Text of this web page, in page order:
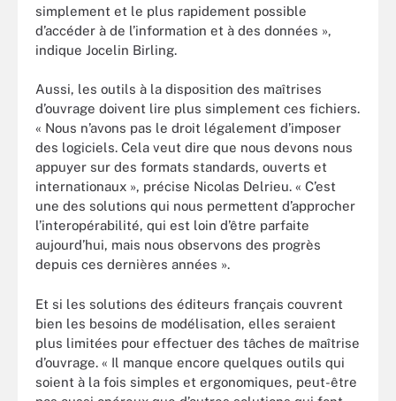
simplement et le plus rapidement possible
d’accéder à de l’information et à des données »,
indique Jocelin Birling.
Aussi, les outils à la disposition des maîtrises
d’ouvrage doivent lire plus simplement ces fichiers.
« Nous n’avons pas le droit légalement d’imposer
des logiciels. Cela veut dire que nous devons nous
appuyer sur des formats standards, ouverts et
internationaux », précise Nicolas Delrieu. « C’est
une des solutions qui nous permettent d’approcher
l’interopérabilité, qui est loin d’être parfaite
aujourd’hui, mais nous observons des progrès
depuis ces dernières années ».
Et si les solutions des éditeurs français couvrent
bien les besoins de modélisation, elles seraient
plus limitées pour effectuer des tâches de maîtrise
d’ouvrage. « Il manque encore quelques outils qui
soient à la fois simples et ergonomiques, peut-être